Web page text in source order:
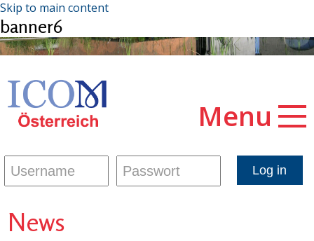
Skip to main content
banner6
Menu
News